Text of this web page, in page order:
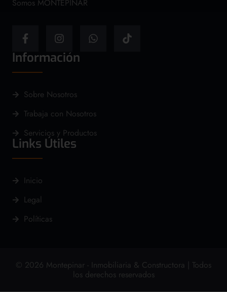
Somos MONTEPINAR
Información
Sobre Nosotros
Trabaja con Nosotros
Servicios y Productos
Links Útiles
Inicio
Legal
Políticas
© 2026 Montepinar - Inmobiliaria & Constructora | Todos
los derechos reservados